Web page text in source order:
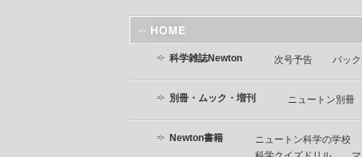
科学雑誌Newton 次号予告 バッ
別冊・ムック・増刊 ニュートン別冊
Newton書籍 ニュートン科学の学校